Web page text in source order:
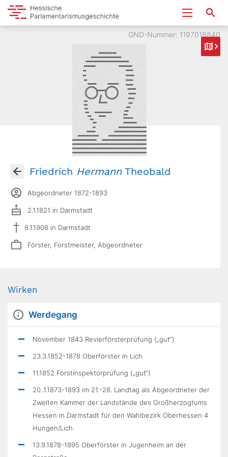
GND-Nummer: 1197018840
Friedrich HermannTheobald
Abgeordneter 1872-1893
2.1.1821 in Darmstadt
8.1.1908 in Darmstadt
Förster, Forstmeister, Abgeordneter
Wirken
Werdegang
November 1843 Revierförsterprüfung („gut“)
23.3.1852-1878 Oberförster in Lich
11.1852 Forstinspektorprüfung („gut“)
20..1.1873-1893 im 21.-28. Landtag als Abgeordneter der
Zweiten Kammer der Landstände des Großherzogtums
Hessen in Darmstadt für den Wahlbezirk Oberhessen 4
Hungen/Lich
13.9.1878-1895 Oberförster in Jugenheim an der